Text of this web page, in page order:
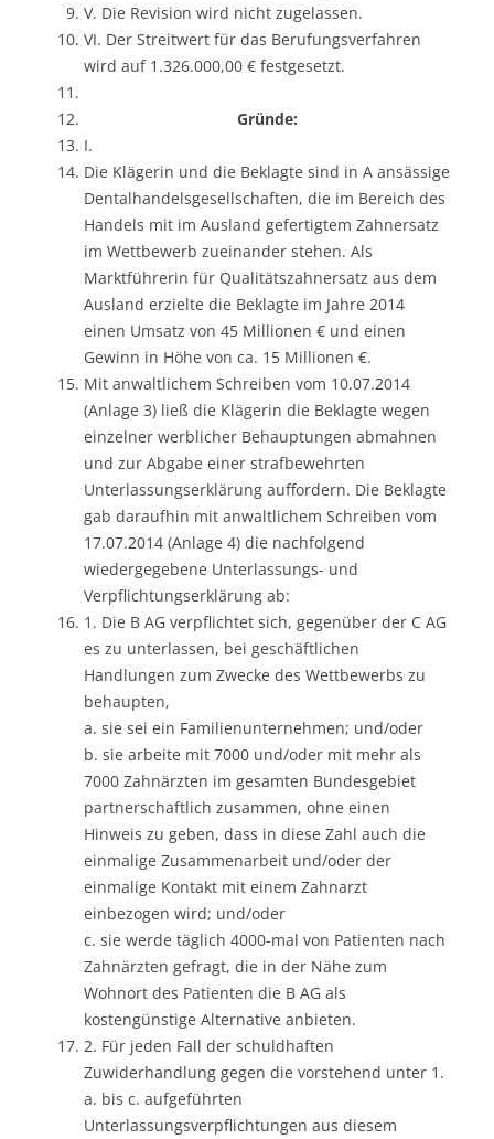
V. Die Revision wird nicht zugelassen.
VI. Der Streitwert für das Berufungsverfahren
wird auf 1.326.000,00 € festgesetzt.
Gründe:
I.
Die Klägerin und die Beklagte sind in A ansässige
Dentalhandelsgesellschaften, die im Bereich des
Handels mit im Ausland gefertigtem Zahnersatz
im Wettbewerb zueinander stehen. Als
Marktführerin für Qualitätszahnersatz aus dem
Ausland erzielte die Beklagte im Jahre 2014
einen Umsatz von 45 Millionen € und einen
Gewinn in Höhe von ca. 15 Millionen €.
Mit anwaltlichem Schreiben vom 10.07.2014
(Anlage 3) ließ die Klägerin die Beklagte wegen
einzelner werblicher Behauptungen abmahnen
und zur Abgabe einer strafbewehrten
Unterlassungserklärung auffordern. Die Beklagte
gab daraufhin mit anwaltlichem Schreiben vom
17.07.2014 (Anlage 4) die nachfolgend
wiedergegebene Unterlassungs- und
Verpflichtungserklärung ab:
1. Die B AG verpflichtet sich, gegenüber der C AG
es zu unterlassen, bei geschäftlichen
Handlungen zum Zwecke des Wettbewerbs zu
behaupten,
a. sie sei ein Familienunternehmen; und/oder
b. sie arbeite mit 7000 und/oder mit mehr als
7000 Zahnärzten im gesamten Bundesgebiet
partnerschaftlich zusammen, ohne einen
Hinweis zu geben, dass in diese Zahl auch die
einmalige Zusammenarbeit und/oder der
einmalige Kontakt mit einem Zahnarzt
einbezogen wird; und/oder
c. sie werde täglich 4000-mal von Patienten nach
Zahnärzten gefragt, die in der Nähe zum
Wohnort des Patienten die B AG als
kostengünstige Alternative anbieten.
2. Für jeden Fall der schuldhaften
Zuwiderhandlung gegen die vorstehend unter 1.
a. bis c. aufgeführten
Unterlassungsverpflichtungen aus diesem